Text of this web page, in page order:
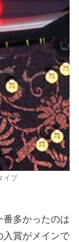
イプ
番多かったのは
入賞がメインで